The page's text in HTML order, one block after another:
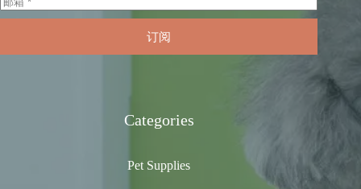
订阅
Categories
Pet Supplies